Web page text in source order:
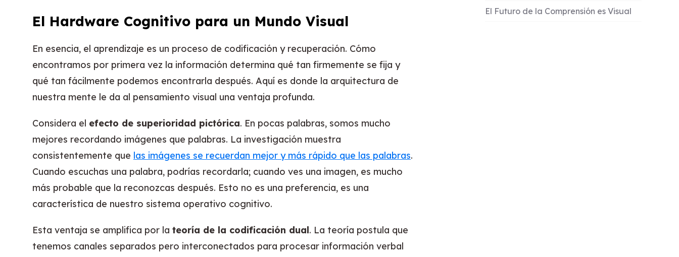
El Hardware Cognitivo para un Mundo Visual
En esencia, el aprendizaje es un proceso de codificación y recuperación. Cómo
encontramos por primera vez la información determina qué tan firmemente se fija y
qué tan fácilmente podemos encontrarla después. Aquí es donde la arquitectura de
nuestra mente le da al pensamiento visual una ventaja profunda.
Considera el efecto de superioridad pictórica. En pocas palabras, somos mucho
mejores recordando imágenes que palabras. La investigación muestra
consistentemente que las imágenes se recuerdan mejor y más rápido que las palabras.
Cuando escuchas una palabra, podrías recordarla; cuando ves una imagen, es mucho
más probable que la reconozcas después. Esto no es una preferencia, es una
característica de nuestro sistema operativo cognitivo.
Esta ventaja se amplifica por la teoría de la codificación dual. La teoría postula que
tenemos canales separados pero interconectados para procesar información verbal
El Futuro de la Comprensión es Visual